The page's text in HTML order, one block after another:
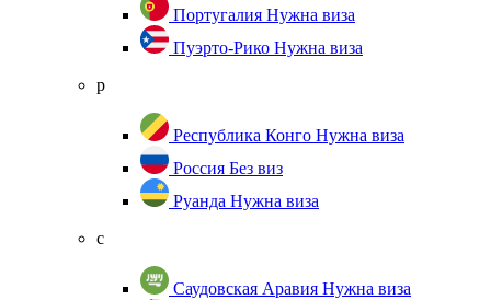
Португалия Нужна виза
Пуэрто-Рико Нужна виза
р
Республика Конго Нужна виза
Россия Без виз
Руанда Нужна виза
с
Саудовская Аравия Нужна виза